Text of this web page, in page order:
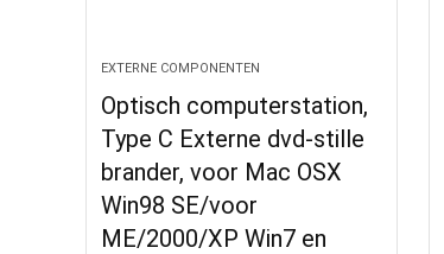
EXTERNE COMPONENTEN
Optisch computerstation,
Type C Externe dvd-stille
brander, voor Mac OSX
Win98 SE/voor
ME/2000/XP Win7 en